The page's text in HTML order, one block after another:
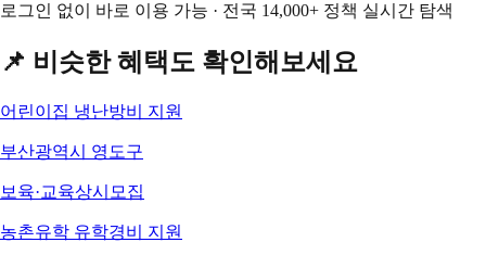
로그인 없이 바로 이용 가능 · 전국 14,000+ 정책 실시간 탐색
📌 비슷한 혜택도 확인해보세요
어린이집 냉난방비 지원
부산광역시 영도구
보육·교육상시모집
농촌유학 유학경비 지원